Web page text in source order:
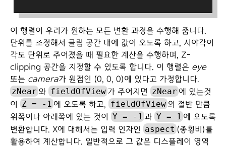
이 행렬이 우리가 원하는 모든 변환 과정을 수행해 줍니다.
단위를 조정해서 클립 공간 내에 값이 오도록 하고, 시야각이
각도 단위로 주어졌을 때 필요한 계산을 수행하며, Z-
clipping 공간을 지정할 수 있도록 합니다. 이 행렬은 eye
또는 camera가 원점인 (0, 0, 0)에 있다고 가정합니다.
zNear 와 fieldOfView 가 주어지면 zNear 에 있는것
이
Z = -1 에 오도록 하고, fieldOfView 의 절반 만큼
위쪽이나 아래쪽에 있는 것이
Y = -1 과 Y = 1 에 오도록
변환합니다. X에 대해서는 입력 인자인 aspect (종횡비)를
활용하여 계산합니다. 일반적으로 그 값은 디스플레이 영역